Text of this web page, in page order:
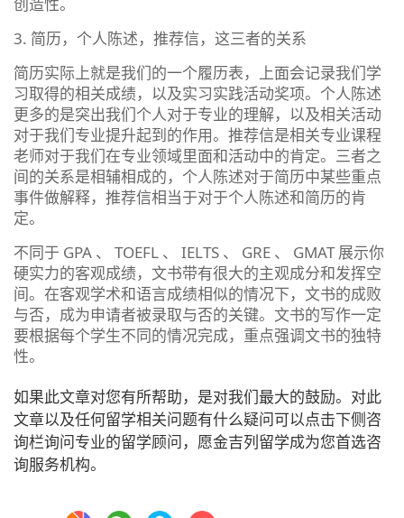
3. 简历，个人陈述，推荐信，这三者的关系
简历实际上就是我们的一个履历表，上面会记录我们学
习取得的相关成绩，以及实习实践活动奖项。个人陈述
更多的是突出我们个人对于专业的理解，以及相关活动
对于我们专业提升起到的作用。推荐信是相关专业课程
老师对于我们在专业领域里面和活动中的肯定。三者之
间的关系是相辅相成的，个人陈述对于简历中某些重点
事件做解释，推荐信相当于对于个人陈述和简历的肯
定。
不同于 GPA 、 TOEFL 、 IELTS 、 GRE 、 GMAT 展示你
硬实力的客观成绩，文书带有很大的主观成分和发挥空
间。在客观学术和语言成绩相似的情况下，文书的成败
与否，成为申请者被录取与否的关键。文书的写作一定
要根据每个学生不同的情况完成，重点强调文书的独特
性。
如果此文章对您有所帮助，是对我们最大的鼓励。对此
文章以及任何留学相关问题有什么疑问可以点击下侧咨
询栏询问专业的留学顾问，愿金吉列留学成为您首选咨
询服务机构。